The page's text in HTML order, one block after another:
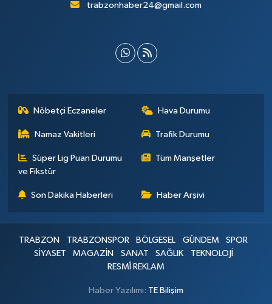
trabzonhaber24@gmail.com
Nöbetçi Eczaneler Hava Durumu
Namaz Vakitleri Trafik Durumu
Süper Lig Puan Durumu
ve Fikstür
Tüm Manşetler
Son Dakika Haberleri Haber Arşivi
TRABZON TRABZONSPOR BÖLGESEL GÜNDEM
SPOR
SİYASET
MAGAZİN SANAT SAĞLIK
TEKNOLOJİ
RESMÎ REKLAM
Haber Yazılımı: TE Bilişim